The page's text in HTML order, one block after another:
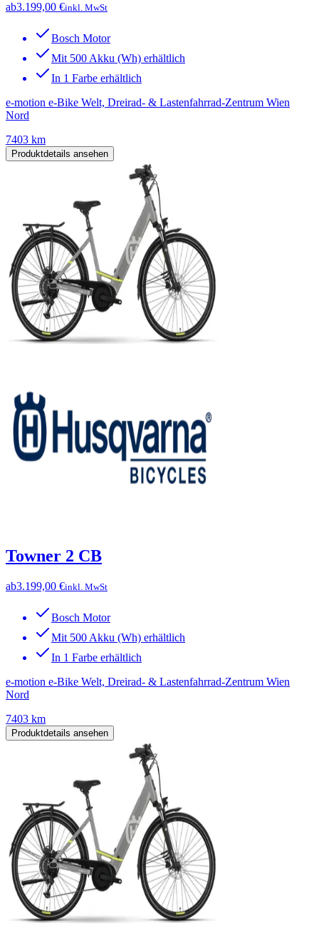
ab3.199,00 €inkl. MwSt
Bosch Motor
Mit 500 Akku (Wh) erhältlich
In 1 Farbe erhältlich
e-motion e-Bike Welt, Dreirad- & Lastenfahrrad-Zentrum Wien
Nord
7403 km
Produktdetails ansehen
Towner 2 CB
ab3.199,00 €inkl. MwSt
Bosch Motor
Mit 500 Akku (Wh) erhältlich
In 1 Farbe erhältlich
e-motion e-Bike Welt, Dreirad- & Lastenfahrrad-Zentrum Wien
Nord
7403 km
Produktdetails ansehen